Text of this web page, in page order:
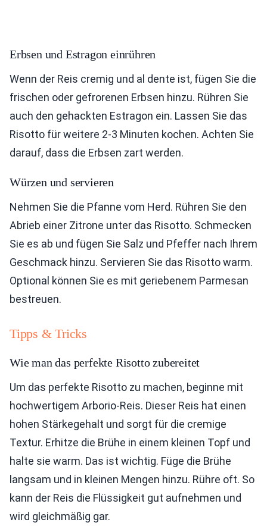
Erbsen und Estragon einrühren
Wenn der Reis cremig und al dente ist, fügen Sie die
frischen oder gefrorenen Erbsen hinzu. Rühren Sie
auch den gehackten Estragon ein. Lassen Sie das
Risotto für weitere 2-3 Minuten kochen. Achten Sie
darauf, dass die Erbsen zart werden.
Würzen und servieren
Nehmen Sie die Pfanne vom Herd. Rühren Sie den
Abrieb einer Zitrone unter das Risotto. Schmecken
Sie es ab und fügen Sie Salz und Pfeffer nach Ihrem
Geschmack hinzu. Servieren Sie das Risotto warm.
Optional können Sie es mit geriebenem Parmesan
bestreuen.
Tipps & Tricks
Wie man das perfekte Risotto zubereitet
Um das perfekte Risotto zu machen, beginne mit
hochwertigem Arborio-Reis. Dieser Reis hat einen
hohen Stärkegehalt und sorgt für die cremige
Textur. Erhitze die Brühe in einem kleinen Topf und
halte sie warm. Das ist wichtig. Füge die Brühe
langsam und in kleinen Mengen hinzu. Rühre oft. So
kann der Reis die Flüssigkeit gut aufnehmen und
wird gleichmäßig gar.